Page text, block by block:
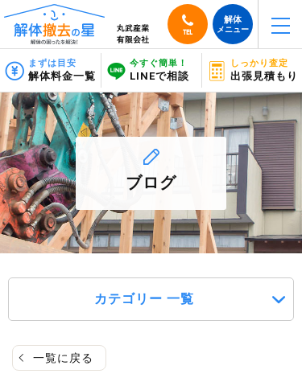
TEL
解体
メニュー
まずは目安
解体料金一覧
今すぐ簡単！
LINEで相談
しっかり査定
出張見積もり
ブログ
カテゴリー 一覧
一覧に戻る